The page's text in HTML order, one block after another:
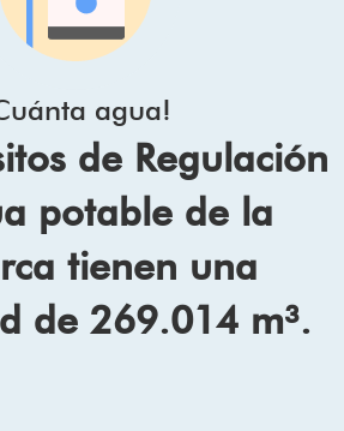
agua!
de Regulación
potable de la
tienen una
de 269.014 m³.